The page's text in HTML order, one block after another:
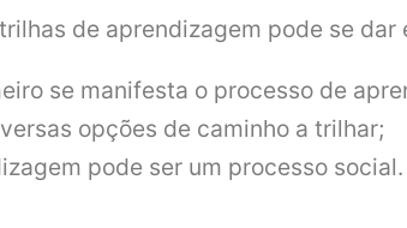
de aprendizagem pode se dar
se manifesta o processo de
opções de caminho a trilhar;
pode ser um processo